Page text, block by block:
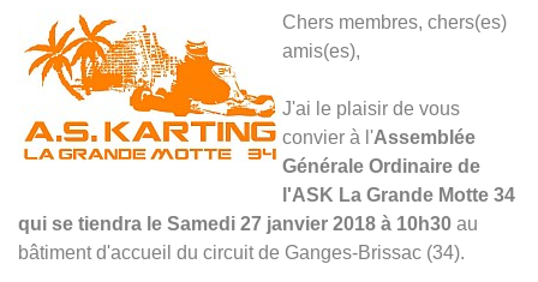
Chers membres, chers(es)
amis(es),
J'ai le plaisir de vous
convier à l'Assemblée
Générale Ordinaire de
l'ASK La Grande Motte 34
qui se tiendra le Samedi 27 janvier 2018 à 10h30 au
bâtiment d'accueil du circuit de Ganges-Brissac (34).